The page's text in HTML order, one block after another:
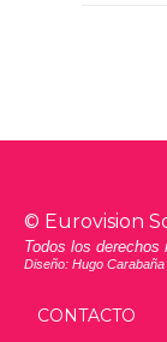
© Eurovision
Todos los derechos
Diseño: Hugo Carabaña
CONTACTO